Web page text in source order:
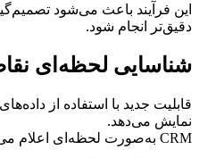
دقیق‌تر انجام شود.
شناسایی لحظه‌ای نقاط نشت قیف فروش
قابلیت جدید با استفاده از داده‌های
نمایش می‌دهد.
CRM به‌صورت لحظه‌ای اعلام می‌کند: